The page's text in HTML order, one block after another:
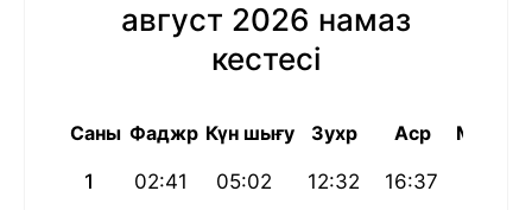
август 2026 намаз
кестесі
Саны Фаджр Күн шығу Зухр Аср Магриб
1 02:41 05:02 12:32 16:37